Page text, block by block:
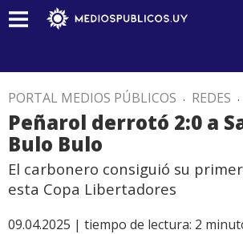
PORTAL MEDIOS PÚBLICOS . REDES .
Peñarol derrotó 2:0 a
Bulo Bulo
El carbonero consiguió su
esta Copa Libertadores
09.04.2025 | tiempo de lectura: 2